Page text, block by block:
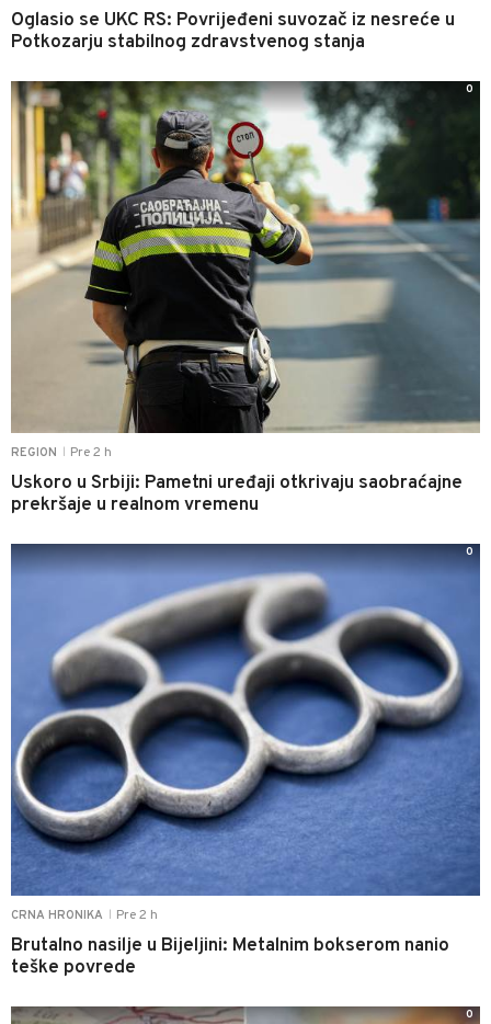
Oglasio se UKC RS: Povrijeđeni suvozač iz nesreće u
Potkozarju stabilnog zdravstvenog stanja
REGION Pre 2 h
Uskoro u Srbiji: Pametni uređaji otkrivaju saobraćajne
prekršaje u realnom vremenu
0
CRNA HRONIKA Pre 2 h
Brutalno nasilje u Bijeljini: Metalnim bokserom nanio
teške povrede
0
0